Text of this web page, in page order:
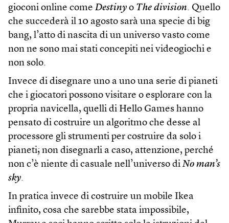
gioconi online come Destiny o The division. Quello
che succederà il 10 agosto sarà una specie di big
bang, l’atto di nascita di un universo vasto come
non ne sono mai stati concepiti nei videogiochi e
non solo.
Invece di disegnare uno a uno una serie di pianeti
che i giocatori possono visitare o esplorare con la
propria navicella, quelli di Hello Games hanno
pensato di costruire un algoritmo che desse al
processore gli strumenti per costruire da solo i
pianeti; non disegnarli a caso, attenzione, perché
non c’è niente di casuale nell’universo di No man’s
sky.
In pratica invece di costruire un mobile Ikea
infinito, cosa che sarebbe stata impossibile,